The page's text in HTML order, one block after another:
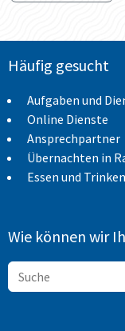
Häufig gesucht
Aufgaben und
Online Dienste
Ansprechpartner
Übernachten in
Essen und Trinken
Wie können wir